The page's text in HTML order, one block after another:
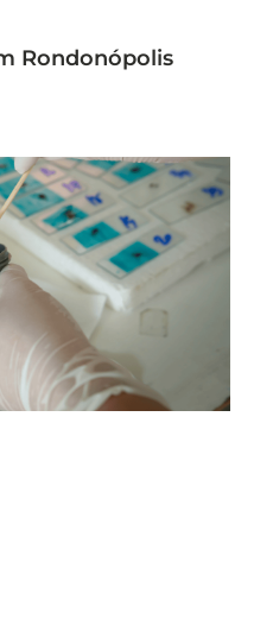
Rondonópolis